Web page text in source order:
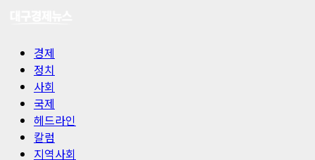
경제
정치
사회
국제
헤드라인
칼럼
지역사회